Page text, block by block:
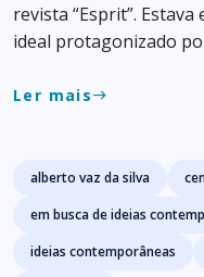
revista “Esprit”.
ideal protagonizado
Ler maiseast
Tags
alberto vaz da silva
em busca de ideias
ideias contemporâneas